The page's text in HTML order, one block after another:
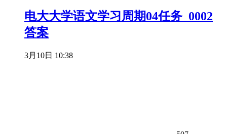
电大大学语文学习周期04任务_0002
答案
3月10日 10:38